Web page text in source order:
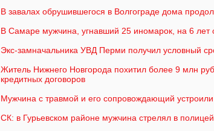
В завалах обрушившегося в Волгограде дома
В Самаре мужчина, угнавший 25 иномарок, на 6 лет
Экс-замначальника УВД Перми получил условный
Житель Нижнего Новгорода похитил более 9 млн
кредитных договоров
Мужчина с травмой и его сопровождающий
СК: в Гурьевском районе мужчина стрелял в